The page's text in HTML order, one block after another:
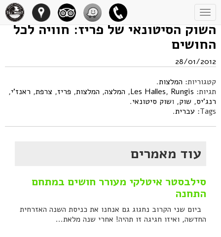
Toggle
navigation
השוק הסיטונאי של פריז: חוויה לכל
החושים
28/01/2012
קטגוריות: המלצות.
תגיות:
Les Halles, Rungis
, המלצה, המלצות, פריז, צרפת, ראנז'י,
רנג'יס, שוק, ושוק סיטונאי.
Tags: עברית.
עוד מאמרים
סילבסטר איטלקי מעורר חושים במתחם
התחנה
ביום שני הקרוב נחגוג גם אנחנו את כניסת השנה האזרחית
החדשה, ואיזו חגיגה זו תהיה! אחרי שנה מלאת...